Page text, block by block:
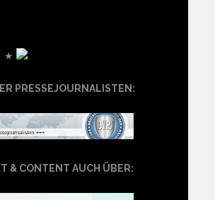
PRESSEJOURNALISTEN:
& CONTENT AUCH ÜBER: